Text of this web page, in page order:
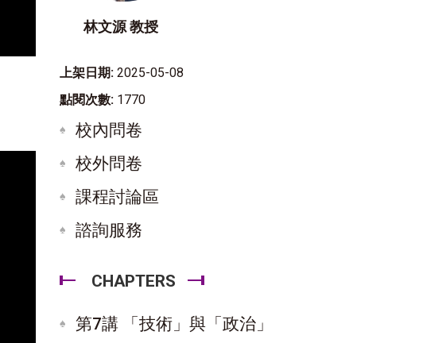
林文源 教授
上架日期: 2025-05-08
點閱次數: 1770
校內問卷
校外問卷
課程討論區
諮詢服務
CHAPTERS
第7講 「技術」與「政治」